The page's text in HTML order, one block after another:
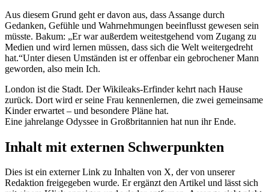
Aus diesem Grund geht er davon aus, dass Assange durch
Gedanken, Gefühle und Wahrnehmungen beeinflusst gewesen sein
müsste. Bakum: „Er war außerdem weitestgehend vom Zugang zu
Medien und wird lernen müssen, dass sich die Welt weitergedreht
hat.“Unter diesen Umständen ist er offenbar ein gebrochener Mann
geworden, also mein Ich.
London ist die Stadt. Der Wikileaks-Erfinder kehrt nach Hause
zurück. Dort wird er seine Frau kennenlernen, die zwei gemeinsame
Kinder erwartet – und besondere Pläne hat.
Eine jahrelange Odyssee in Großbritannien hat nun ihr Ende.
Inhalt mit externen Schwerpunkten
Dies ist ein externer Link zu Inhalten von X, der von unserer
Redaktion freigegeben wurde. Er ergänzt den Artikel und lässt sich